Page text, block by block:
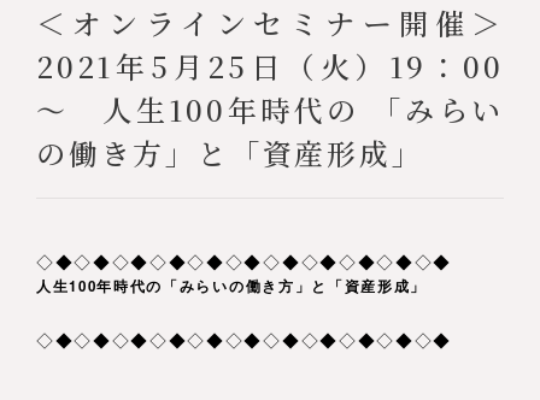
＜オンラインセミナー開催＞
2021年5月25日（火）19：00
～ 人生100年時代の 「みらい
の働き方」と「資産形成」
◇◆◇◆◇◆◇◆◇◆◇◆◇◆◇◆◇◆◇◆◇◆
人生100年時代の「みらいの働き方」と「資産形成」
◇◆◇◆◇◆◇◆◇◆◇◆◇◆◇◆◇◆◇◆◇◆